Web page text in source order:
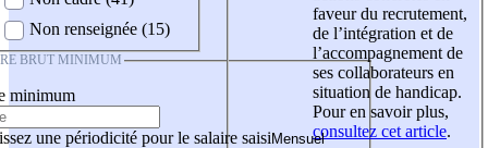
Non renseignée (15)
BRUT MINIMUM
minimum
une périodicité pour le salaire saisi
faveur du recrutement,
de l’intégration et de
l’accompagnement de
ses collaborateurs en
situation de handicap.
Pour en savoir plus,
consultez cet article.